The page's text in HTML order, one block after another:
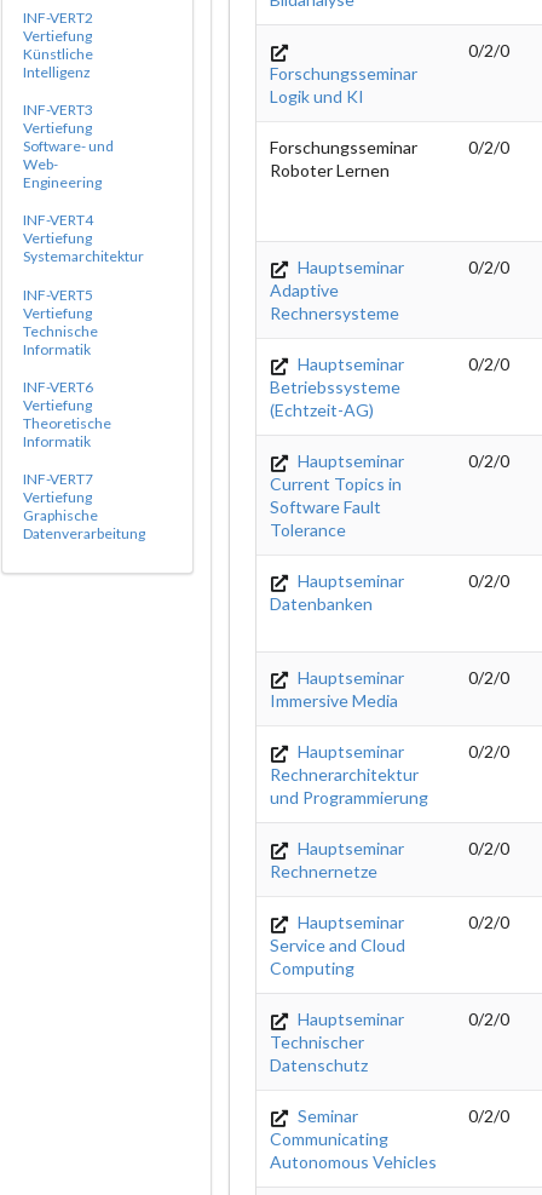
INF-VERT2
Vertiefung
Künstliche
Intelligenz
INF-VERT3
Vertiefung
Software- und
Web-
Engineering
INF-VERT4
Vertiefung
Systemarchitektur
INF-VERT5
Vertiefung
Technische
Informatik
INF-VERT6
Vertiefung
Theoretische
Informatik
INF-VERT7
Vertiefung
Graphische
Datenverarbeitung
Forschungsseminar
Logik und KI
0/2/0
Forschungsseminar
Roboter Lernen
0/2/0
Hauptseminar
Adaptive
Rechnersysteme
0/2/0
Hauptseminar
Betriebssysteme
(Echtzeit-AG)
0/2/0
Hauptseminar
Current Topics in
Software Fault
Tolerance
0/2/0
Hauptseminar
Datenbanken
0/2/0
Hauptseminar
Immersive Media
0/2/0
Hauptseminar
Rechnerarchitektur
und Programmierung
0/2/0
Hauptseminar
Rechnernetze
0/2/0
Hauptseminar
Service and Cloud
Computing
0/2/0
Hauptseminar
Technischer
Datenschutz
0/2/0
Seminar
Communicating
Autonomous Vehicles
0/2/0